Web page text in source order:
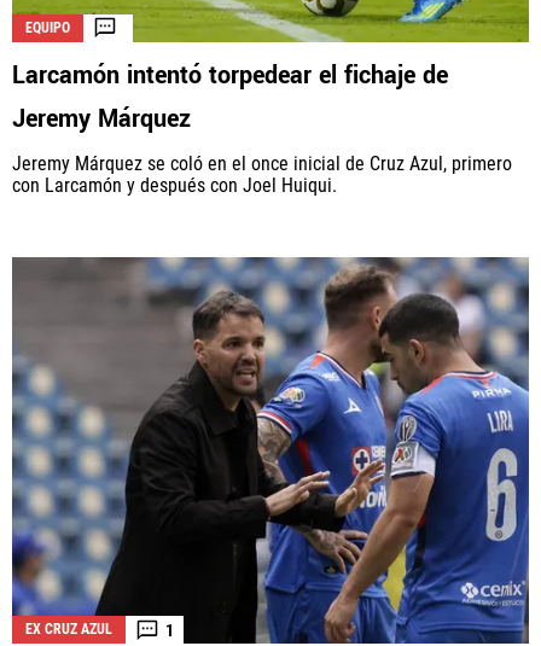
EQUIPO
Larcamón intentó torpedear el fichaje de
Jeremy Márquez
Jeremy Márquez se coló en el once inicial de Cruz Azul, primero
con Larcamón y después con Joel Huiqui.
EX CRUZ AZUL 1